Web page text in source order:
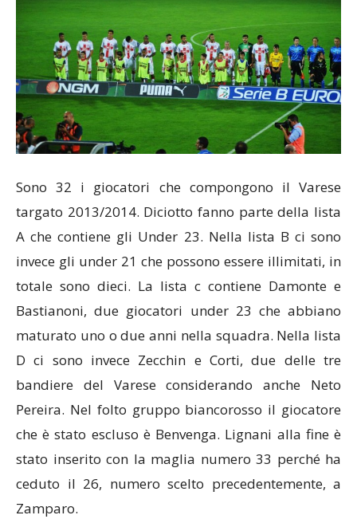
Sono 32 i giocatori che compongono il Varese
targato 2013/2014. Diciotto fanno parte della lista
A che contiene gli Under 23. Nella lista B ci sono
invece gli under 21 che possono essere illimitati, in
totale sono dieci. La lista c contiene Damonte e
Bastianoni, due giocatori under 23 che abbiano
maturato uno o due anni nella squadra. Nella lista
D ci sono invece Zecchin e Corti, due delle tre
bandiere del Varese considerando anche Neto
Pereira. Nel folto gruppo biancorosso il giocatore
che è stato escluso è Benvenga. Lignani alla fine è
stato inserito con la maglia numero 33 perché ha
ceduto il 26, numero scelto precedentemente, a
Zamparo.